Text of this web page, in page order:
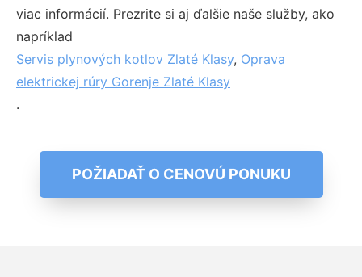
viac informácií. Prezrite si aj ďalšie naše služby, ako
napríklad
Servis plynových kotlov Zlaté Klasy, Oprava
elektrickej rúry Gorenje Zlaté Klasy
.
POŽIADAŤ O CENOVÚ PONUKU